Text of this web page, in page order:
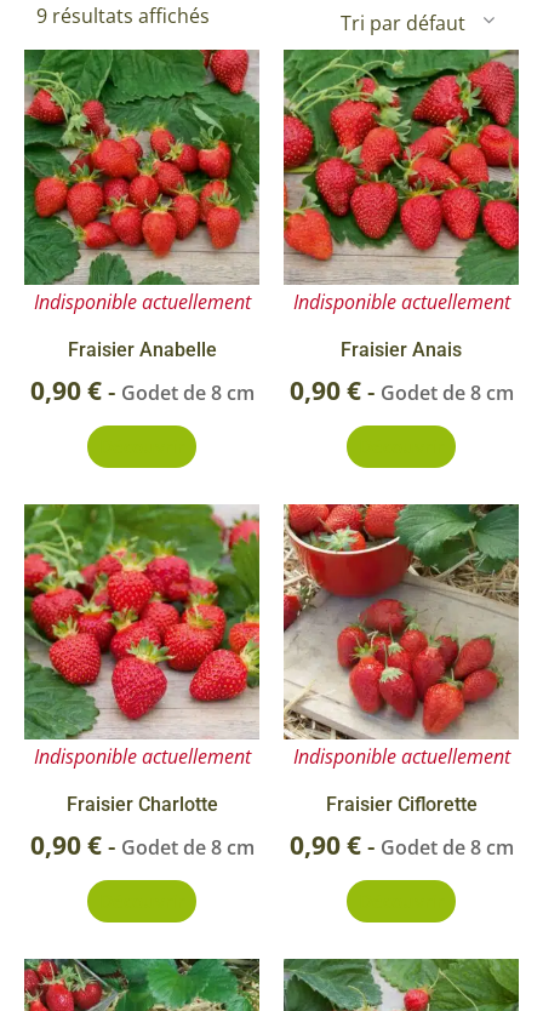
9 résultats affichés
Indisponible actuellement
Fraisier Anabelle
0,90€- Godet de 8 cm
Indisponible actuellement
Fraisier Anais
0,90€- Godet de 8 cm
Indisponible actuellement
Fraisier Charlotte
0,90€- Godet de 8 cm
Indisponible actuellement
Fraisier Ciflorette
0,90€- Godet de 8 cm